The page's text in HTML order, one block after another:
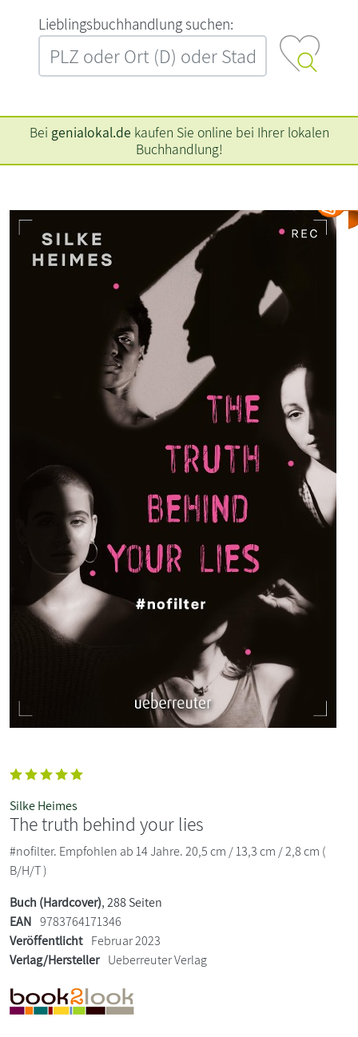
L‍i‍e‍b‍l‍i‍n‍g‍s‍b‍u‍c‍h‍h‍a‍n‍d‍l‍u‍n‍g‍ ‍s‍u‍c‍h‍e‍n‍:‍
Bei genialokal.de kaufen Sie online bei Ihrer lokalen
Buchhandlung!
Silke Heimes
The truth behind your lies
#nofilter. Empfohlen ab 14 Jahre. 20,5 cm / 13,3 cm / 2,8 cm (
B/H/T )
Buch (Hardcover), 288 Seiten
EAN 9783764171346
Veröffentlicht Februar 2023
Verlag/Hersteller Ueberreuter Verlag